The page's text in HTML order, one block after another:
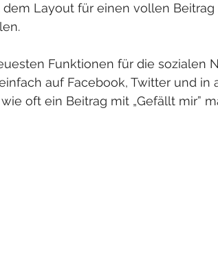
Layout für einen vollen
Funktionen für die sozialen
auf Facebook, Twitter und in
oft ein Beitrag mit „Gefällt mir”